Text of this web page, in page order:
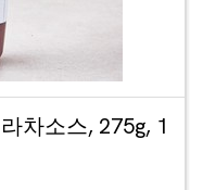
차소스, 275g, 1